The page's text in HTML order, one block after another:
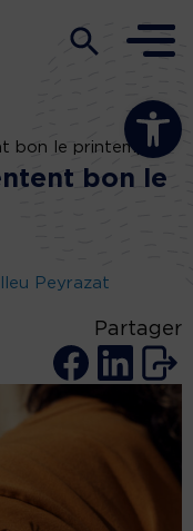
Ouvrir la
bon le printemps !
bon le
Peyrazat
Partager